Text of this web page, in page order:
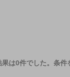
は0件でした。 条件